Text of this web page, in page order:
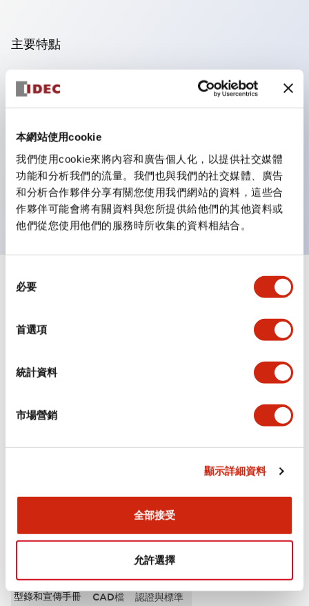
本網站使用cookie
我們使用cookie來將內容和廣告個人化，以提供社交媒體
功能和分析我們的流量。我們也與我們的社交媒體、廣告
和分析合作夥伴分享有關您使用我們網站的資料，這些合
作夥伴可能會將有關資料與您所提供給他們的其他資料或
他們從您使用他們的服務時所收集的資料相結合。
必要
首選項
統計資料
市場營銷
顯示詳細資料
全部接受
允許選擇
主要特點
操作面板的凹凸減少，呈現銳利感。
支援分離型／單板式
優秀的防水性能。保護結構IP65
按鈕開關、選擇開關、帶鎖選擇開關最多3c接點。
邊框顏色有黑色與金屬色兩種。
LED照明帶來明亮且清晰的照明面
規格 顯示全部 +
文件和檔案
型錄和宣傳手冊 CAD檔 認證與標準